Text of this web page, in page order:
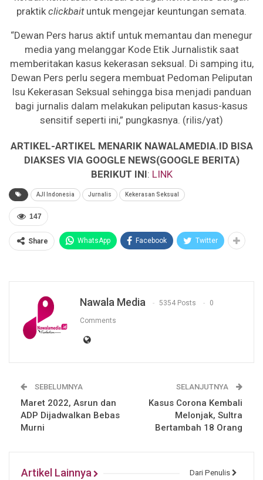
praktik clickbaituntuk mengejar keuntungan semata.
“Dewan Pers harus aktif untuk memantau dan menegur
media yang melanggar Kode Etik Jurnalistik saat
memberitakan kasus kekerasan seksual. Di samping itu,
Dewan Pers perlu segera membuat Pedoman Peliputan
Isu Kekerasan Seksual sehingga bisa menjadi panduan
bagi jurnalis dalam melakukan peliputan kasus-kasus
sensitif seperti ini,” pungkasnya. (rilis/yat)
ARTIKEL-ARTIKEL MENARIK NAWALAMEDIA.ID BISA
DIAKSES VIA GOOGLE NEWS(GOOGLE BERITA)
BERIKUT INI: LINK
AJI Indonesia Jurnalis Kekerasan Seksual
147
Share WhatsApp Facebook Twitter
Nawala Media 5354 Posts 0
Comments
SEBELUMNYA
Maret 2022, Asrun dan
ADP Dijadwalkan Bebas
Murni
SELANJUTNYA
Kasus Corona Kembali
Melonjak, Sultra
Bertambah 18 Orang
Artikel Lainnya Dari Penulis